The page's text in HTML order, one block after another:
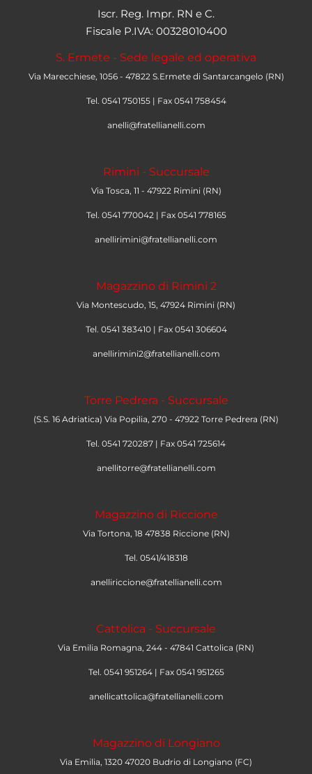
Iscr. Reg. Impr. RN e C.
Fiscale P.IVA: 00328010400
S. Ermete - Sede legale ed operativa
Via Marecchiese, 1056 - 47822 S.Ermete di Santarcangelo (RN)
Tel. 0541 750155 | Fax 0541 758454
anelli@fratellianelli.com
Rimini - Succursale
Via Tosca, 11 - 47922 Rimini (RN)
Tel. 0541 770042 | Fax 0541 778165
anellirimini@fratellianelli.com
Magazzino di Rimini 2
Via Montescudo, 15, 47924 Rimini (RN)
Tel. 0541 383410 | Fax 0541 306604
anellirimini2@fratellianelli.com
Torre Pedrera - Succursale
(S.S. 16 Adriatica) Via Popilia, 270 - 47922 Torre Pedrera (RN)
Tel. 0541 720287 | Fax 0541 725614
anellitorre@fratellianelli.com
Magazzino di Riccione
Via Tortona, 18 47838 Riccione (RN)
Tel. 0541/418318
anelliriccione@fratellianelli.com
Cattolica - Succursale
Via Emilia Romagna, 244 - 47841 Cattolica (RN)
Tel. 0541 951264 | Fax 0541 951265
anellicattolica@fratellianelli.com
Magazzino di Longiano
Via Emilia, 1320 47020 Budrio di Longiano (FC)